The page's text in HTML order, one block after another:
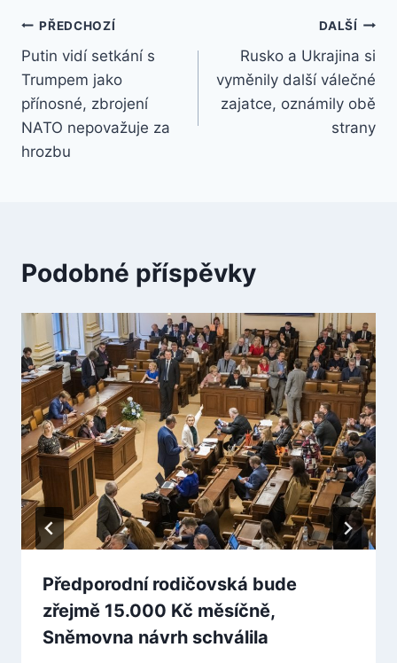
Navigace
pro
příspěvek
PŘEDCHOZÍ
Putin vidí setkání s
Trumpem jako
přínosné, zbrojení
NATO nepovažuje za
hrozbu
DALŠÍ
Rusko a Ukrajina si
vyměnily další válečné
zajatce, oznámily obě
strany
Podobné příspěvky
Předporodní rodičovská bude
zřejmě 15.000 Kč měsíčně,
Sněmovna návrh schválila